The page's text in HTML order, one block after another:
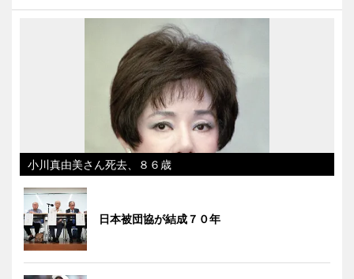
小川真由美さん死去、８６歳
日本被団協が結成７０年